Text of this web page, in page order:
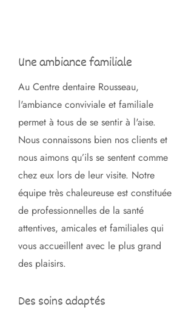
Une ambiance familiale
Au Centre dentaire Rousseau,
l'ambiance conviviale et familiale
permet à tous de se sentir à l'aise.
Nous connaissons bien nos clients et
nous aimons qu’ils se sentent comme
chez eux lors de leur visite. Notre
équipe très chaleureuse est constituée
de professionnelles de la santé
attentives, amicales et familiales qui
vous accueillent avec le plus grand
des plaisirs.
Des soins adaptés